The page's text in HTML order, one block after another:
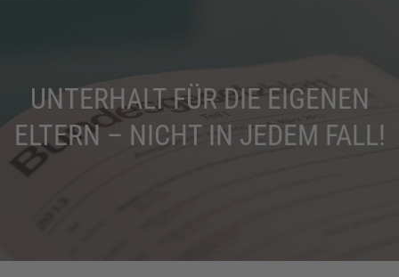
UNTERHALT FÜR DIE EIGENEN
ELTERN – NICHT IN JEDEM FALL!